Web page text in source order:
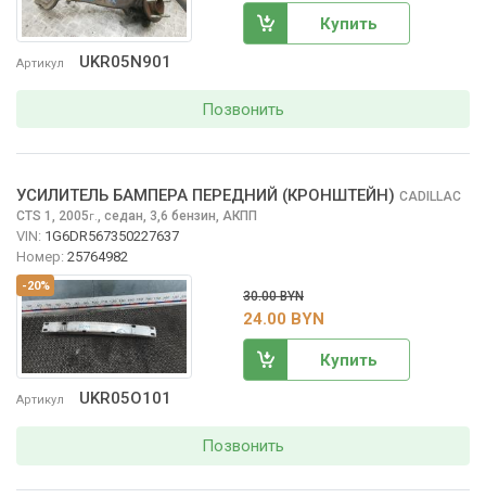
Артикул UKR05N901
Купить
Позвонить
-20%
Артикул UKR05O101
УСИЛИТЕЛЬ БАМПЕРА ПЕРЕДНИЙ (КРОНШТЕЙН) CADILLAC
CTS 1, 2005г., седан, 3,6 бензин, АКПП
VIN: 1G6DR567350227637
Номер: 25764982
30.00 BYN
24.00 BYN
Купить
Позвонить